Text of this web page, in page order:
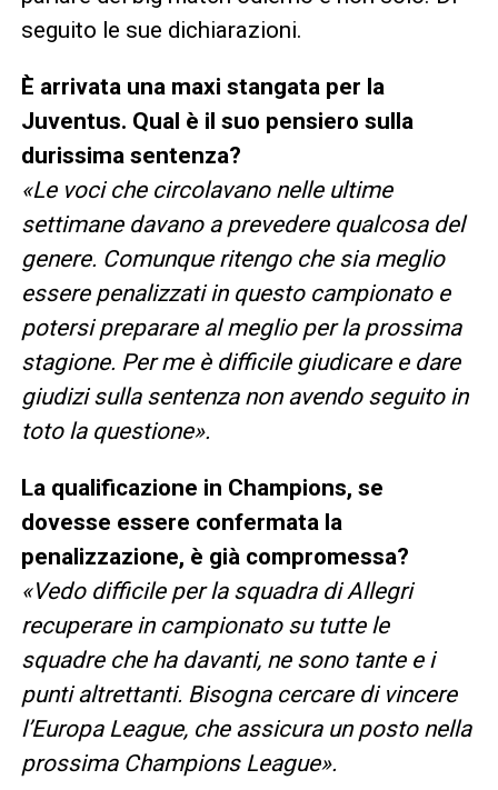
seguito le sue dichiarazioni.
È arrivata una maxi stangata per la
Juventus. Qual è il suo pensiero sulla
durissima sentenza?
«Le voci che circolavano nelle ultime
settimane davano a prevedere qualcosa del
genere. Comunque ritengo che sia meglio
essere penalizzati in questo campionato e
potersi preparare al meglio per la prossima
stagione. Per me è difficile giudicare e dare
giudizi sulla sentenza non avendo seguito in
toto la questione».
La qualificazione in Champions, se
dovesse essere confermata la
penalizzazione, è già compromessa?
«Vedo difficile per la squadra di Allegri
recuperare in campionato su tutte le
squadre che ha davanti, ne sono tante e i
punti altrettanti. Bisogna cercare di vincere
l’Europa League, che assicura un posto nella
prossima Champions League».